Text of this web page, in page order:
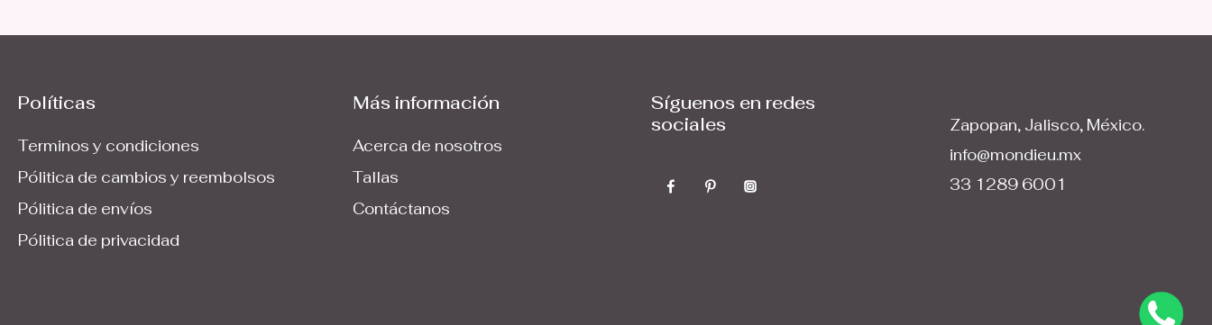
Políticas
Terminos y condiciones
Pólitica de cambios y reembolsos
Pólitica de envíos
Pólitica de privacidad
Más información
Acerca de nosotros
Tallas
Contáctanos
Síguenos en redes
sociales
Zapopan, Jalisco, México.
info@mondieu.mx
33 1289 6001